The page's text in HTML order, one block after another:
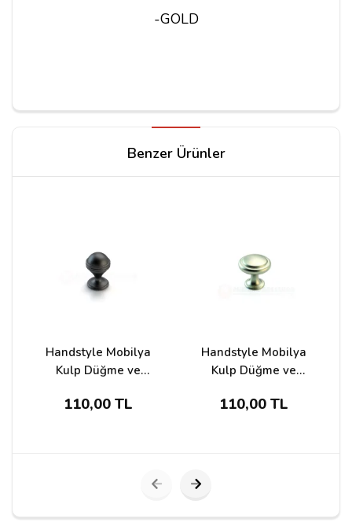
-GOLD
Yorum Yapın
Yorumunuz*
Benzer Ürünler
Handstyle Mobilya
Kulp Düğme ve
110,00 TL
Handstyle Mobilya
Kulp Düğme ve
110,00 TL